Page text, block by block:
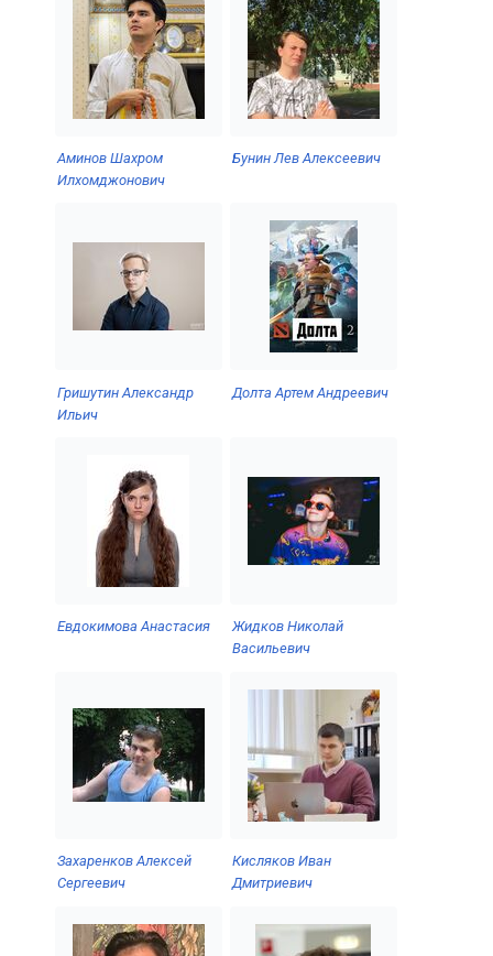
Аминов Шахром
Илхомджонович
Бунин Лев Алексеевич
Гришутин Александр
Ильич
Долта Артем Андреевич
Евдокимова Анастасия
Жидков Николай
Васильевич
Захаренков Алексей
Сергеевич
Кисляков Иван
Дмитриевич